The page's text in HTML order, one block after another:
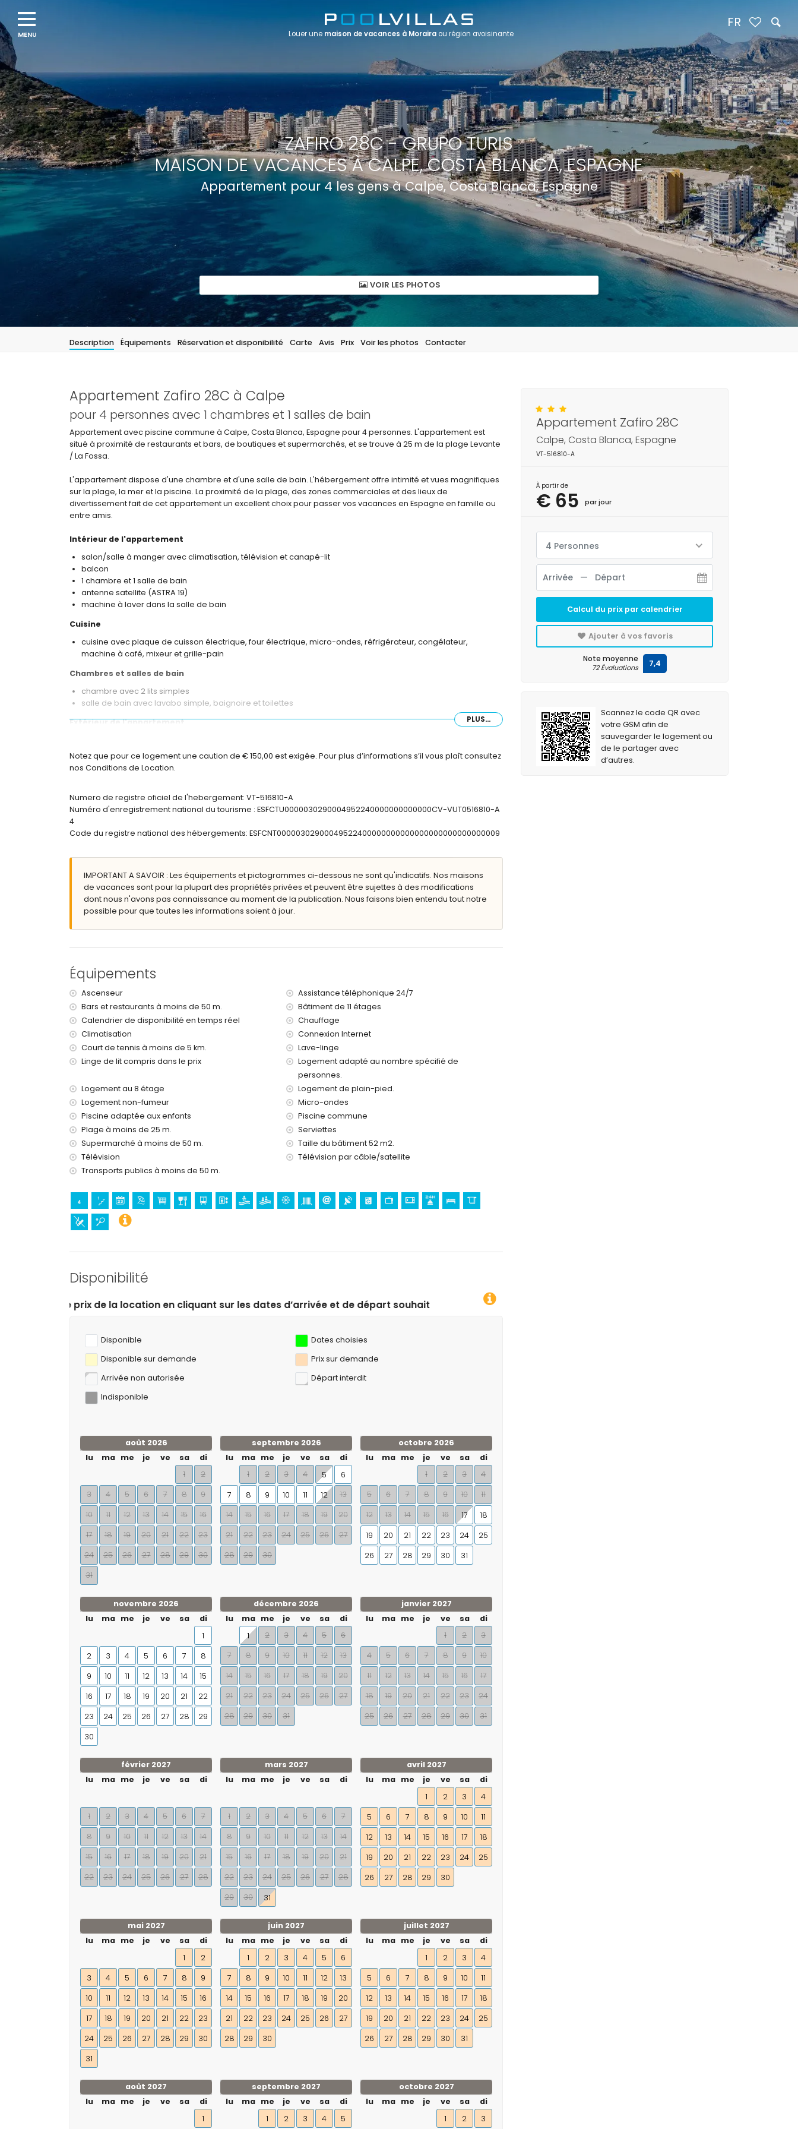
ZAFIRO 28C - GRUPO TURIS
MAISON DE VACANCES À CALPE, COSTA BLANCA, ESPAGNE
Appartement pour 4 les gens à Calpe, Costa Blanca, Espagne
VOIR LES PHOTOS
Description Équipements Réservation et disponibilité Carte Avis Prix Voir les photos Contacter
Appartement Zafiro 28C à Calpe
pour 4 personnes avec 1 chambres et 1 salles de bain
Appartement avec piscine commune à Calpe, Costa Blanca, Espagne pour 4 personnes. L'appartement est
situé à proximité de restaurants et bars, de boutiques et supermarchés, et se trouve à 25 m de la plage Levante
/ La Fossa.
L'appartement dispose d'une chambre et d'une salle de bain. L'hébergement offre intimité et vues magnifiques
sur la plage, la mer et la piscine. La proximité de la plage, des zones commerciales et des lieux de
divertissement fait de cet appartement un excellent choix pour passer vos vacances en Espagne en famille ou
entre amis.
Intérieur de l'appartement
salon/salle à manger avec climatisation, télévision et canapé-lit
balcon
1 chambre et 1 salle de bain
antenne satellite (ASTRA 19)
machine à laver dans la salle de bain
Cuisine
cuisine avec plaque de cuisson électrique, four électrique, micro-ondes, réfrigérateur, congélateur,
machine à café, mixeur et grille-pain
Chambres et salles de bain
chambre avec 2 lits simples
salle de bain avec lavabo simple, baignoire et toilettes
Extérieur de l'appartement
piscine commune en forme de rein
piscine pour enfants
Plus d'informations
plage la plus proche : Levante / La Fossa (à moins de 25 mètres de l'appartement)
deuxième aéroport le plus proche : Manises (Valence) (> 100 kilomètres)
interdiction de fumer
animaux non admis
Le bâtiment où se trouve l'hébergement dispose d'un ascenseur.
L'hébergement est très adapté aux familles avec enfants.
Équipements et services inclus dans le prix de la location de l'appartement
fer et planche à repasser
service d'urgence 24 heures sur 24
avec climatisation
chauffage central
lit pour enfant/berceau (sur demande)
Sports
tennis (à moins de 5 kilomètres de l'appartement)
PLUS...
Notez que pour ce logement une caution de € 150,00 est exigée. Pour plus d’informations s’il vous plaît consultez
nos Conditions de Location.
Numero de registre oficiel de l'hebergement: VT-516810-A
Numéro d'enregistrement national du tourisme : ESFCTU0000030290004952240000000000000CV-VUT0516810-A
4
Code du registre national des hébergements: ESFCNT00000302900049522400000000000000000000000000009
IMPORTANT A SAVOIR : Les équipements et pictogrammes ci-dessous ne sont qu'indicatifs. Nos maisons
de vacances sont pour la plupart des propriétés privées et peuvent être sujettes à des modifications
dont nous n'avons pas connaissance au moment de la publication. Nous faisons bien entendu tout notre
possible pour que toutes les informations soient à jour.
Équipements
Ascenseur
Assistance téléphonique 24/7
Bars et restaurants à moins de 50 m.
Bâtiment de 11 étages
Calendrier de disponibilité en temps réel
Chauffage
Climatisation
Connexion Internet
Court de tennis à moins de 5 km.
Lave-linge
Linge de lit compris dans le prix
Logement adapté au nombre spécifié de
personnes.
Logement au 8 étage
Logement de plain-pied.
Logement non-fumeur
Micro-ondes
Piscine adaptée aux enfants
Piscine commune
Plage à moins de 25 m.
Serviettes
Supermarché à moins de 50 m.
Taille du bâtiment 52 m2.
Télévision
Télévision par câble/satellite
Transports publics à moins de 50 m.
Disponibilité
la location en cliquant sur les dates d’arrivée et de départ souhaitées !
Disponible
Dates choisies
Disponible sur demande
Prix ​​sur demande
Arrivée non autorisée
Départ interdit
Indisponible
août 2026
lu
ma me je ve sa
di
1
2
3
4 5 6 7 8
9
10
11 12 13 14 15
16
17
18 19 20 21 22
23
24
25 26 27 28 29
30
31
septembre 2026
lu
ma me je ve sa
di
1
2 3 4 5
6
7
8 9 10 11 12
13
14
15 16 17 18 19
20
21
22 23 24 25 26
27
28
29 30
octobre 2026
lu
ma me je ve sa
di
1
2 3
4
5
6 7 8 9 10
11
12
13 14 15 16 17
18
19
20 21 22 23 24
25
26
27 28 29 30 31
novembre 2026
lu
ma me je ve sa
di
1
2
3 4 5 6 7
8
9
10 11 12 13 14
15
16
17 18 19 20 21
22
23
24 25 26 27 28
29
30
décembre 2026
lu
ma me je ve sa
di
1
2 3 4 5
6
7
8 9 10 11 12
13
14
15 16 17 18 19
20
21
22 23 24 25 26
27
28
29 30 31
janvier 2027
lu
ma me je ve sa
di
1
2
3
4
5 6 7 8 9
10
11
12 13 14 15 16
17
18
19 20 21 22 23
24
25
26 27 28 29 30 31
février 2027
lu
ma me je ve sa di
1 2 3 4 5 6
7
8
9 10 11 12 13
14
15
16 17 18 19 20
21
22
23 24 25 26 27 28
mars 2027
lu
ma me je ve sa di
1 2 3 4 5 6
7
8
9 10 11 12 13
14
15
16 17 18 19 20
21
22
23 24 25 26 27
28
29
30 31
avril 2027
lu
ma me je ve sa
di
1
2 3
4
5
6 7 8 9 10
11
12
13 14 15 16 17
18
19
20 21 22 23 24
25
26
27 28 29 30
mai 2027
lu
ma me je ve sa
di
1
2
3
4 5 6 7 8
9
10
11 12 13 14 15
16
17
18 19 20 21 22
23
24
25 26 27 28 29
30
31
juin 2027
lu
ma me je ve sa
di
1
2 3 4 5
6
7
8 9 10 11 12
13
14
15 16 17 18 19
20
21
22 23 24 25 26
27
28
29 30
juillet 2027
lu
ma me je ve sa
di
1
2 3
4
5
6 7 8 9 10
11
12
13 14 15 16 17
18
19
20 21 22 23 24
25
26
27 28 29 30 31
août 2027
lu
ma me je ve sa
di
1
septembre 2027
lu
ma me je ve sa
di
1
2 3 4 5
octobre 2027
lu
ma me je ve sa
di
1
2 3
Appartement Zafiro 28C
Calpe, Costa Blanca, Espagne
VT-516810-A
À partir de
€ 65 par jour
4 Personnes
Calcul du prix par calendrier
Ajouter à vos favoris
Note moyenne
72 Évaluations 7,4
Scannez le code QR avec
votre GSM afin de
sauvegarder le logement ou
de le partager avec
d’autres.
Louer une maison de vacances à Morairaou région avoisinante
FR